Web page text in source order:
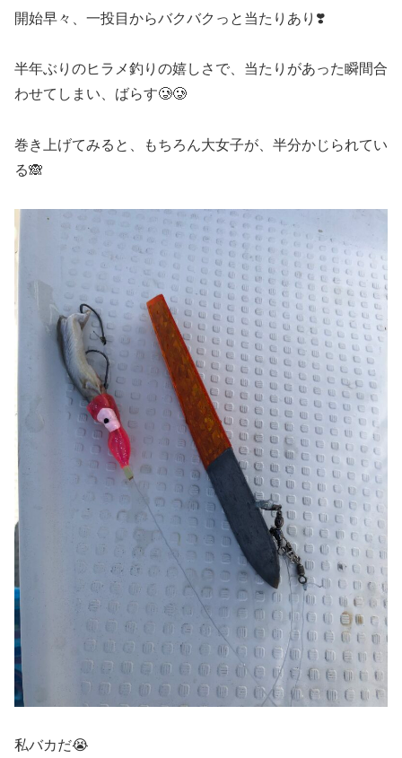
開始早々、一投目からバクバクっと当たりあり❣️
半年ぶりのヒラメ釣りの嬉しさで、当たりがあった瞬間合
わせてしまい、ばらす🥲🥲
巻き上げてみると、もちろん大女子が、半分かじられてい
る🙈
私バカだ😭